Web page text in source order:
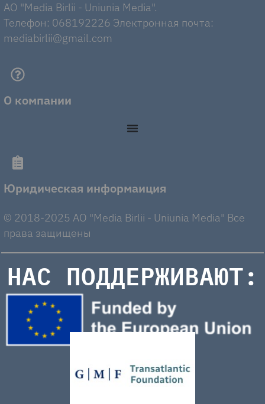
AO "Media Birlii - Uniunia Media".
Телефон: 068192226 Электронная почта:
mediabirlii@gmail.com
О компании
Юридическая информаиция
© 2018-2025 AO "Media Birlii - Uniunia Media" Все
права защищены
НАС ПОДДЕРЖИВАЮТ: